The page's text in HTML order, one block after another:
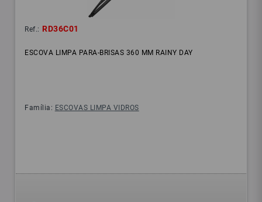
Ref.: RD36C01
ESCOVA LIMPA PARA-BRISAS 360 MM RAINY DAY
Família: ESCOVAS LIMPA VIDROS